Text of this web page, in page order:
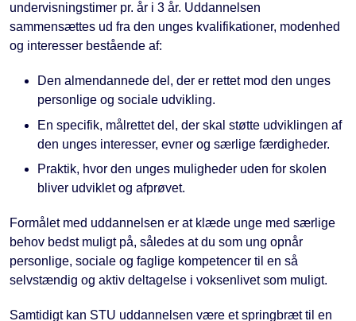
undervisningstimer pr. år i 3 år. Uddannelsen
sammensættes ud fra den unges kvalifikationer, modenhed
og interesser bestående af:
Den almendannede del, der er rettet mod den unges
personlige og sociale udvikling.
En specifik, målrettet del, der skal støtte udviklingen af
den unges interesser, evner og særlige færdigheder.
Praktik, hvor den unges muligheder uden for skolen
bliver udviklet og afprøvet.
Formålet med uddannelsen er at klæde unge med særlige
behov bedst muligt på, således at du som ung opnår
personlige, sociale og faglige kompetencer til en så
selvstændig og aktiv deltagelse i voksenlivet som muligt.
Samtidigt kan STU uddannelsen være et springbræt til en